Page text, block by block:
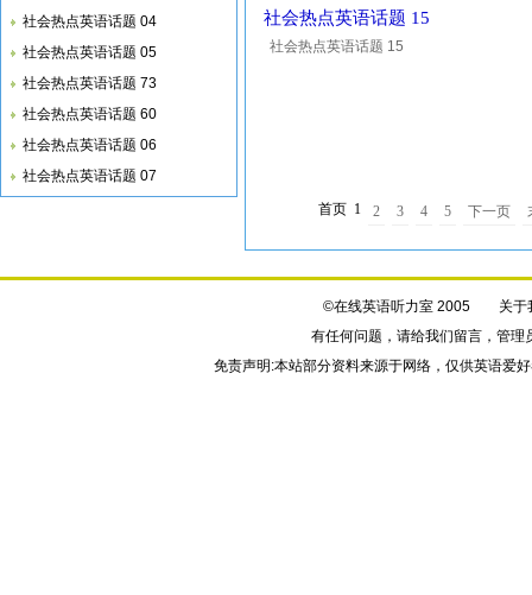
社会热点英语话题 15
社会热点英语话题 15
首页 1 2 3 4 5 下一页
社会热点英语话题 04
社会热点英语话题 05
社会热点英语话题 73
社会热点英语话题 60
社会热点英语话题 06
社会热点英语话题 07
©在线英语听力室 2005 关于
有任何问题，请给我们留言，管理
免责声明:本站部分资料来源于网络，仅供英语爱